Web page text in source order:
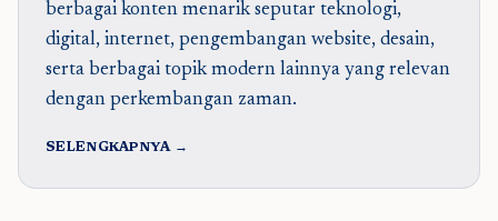
berbagai konten menarik seputar teknologi,
digital, internet, pengembangan website, desain,
serta berbagai topik modern lainnya yang relevan
dengan perkembangan zaman.
SELENGKAPNYA →